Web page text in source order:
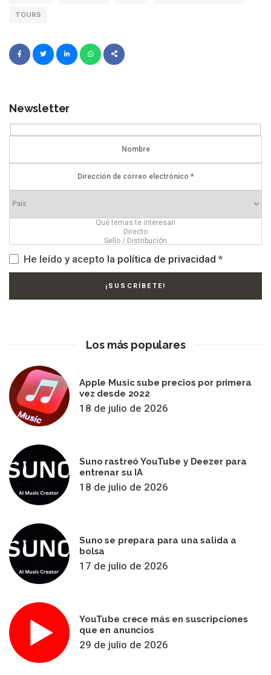
TOURS
Newsletter
He leído y acepto la política de privacidad *
Los más populares
Apple Music sube precios por primera
vez desde 2022
18 de julio de 2026
Suno rastreó YouTube y Deezer para
entrenar su IA
18 de julio de 2026
Suno se prepara para una salida a
bolsa
17 de julio de 2026
YouTube crece más en suscripciones
que en anuncios
29 de julio de 2026